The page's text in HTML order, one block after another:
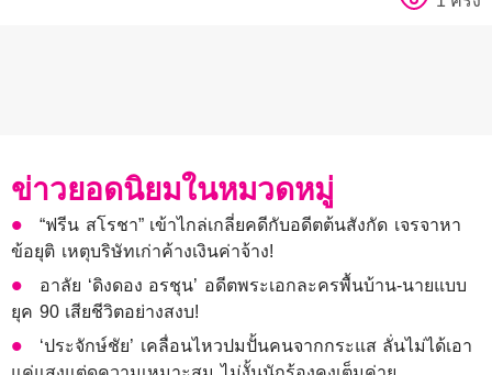
ข่าวยอดนิยมในหมวดหมู่
“ฟรีน สโรชา” เข้าไกล่เกลี่ยคดีกับอดีตต้นสังกัด เจรจาหา
ข้อยุติ เหตุบริษัทเก่าค้างเงินค่าจ้าง!
อาลัย ‘ดิงดอง อรชุน’ อดีตพระเอกละครพื้นบ้าน-นายแบบ
ยุค 90 เสียชีวิตอย่างสงบ!
‘ประจักษ์ชัย’ เคลื่อนไหวปมปั้นคนจากกระแส ลั่นไม่ได้เอา